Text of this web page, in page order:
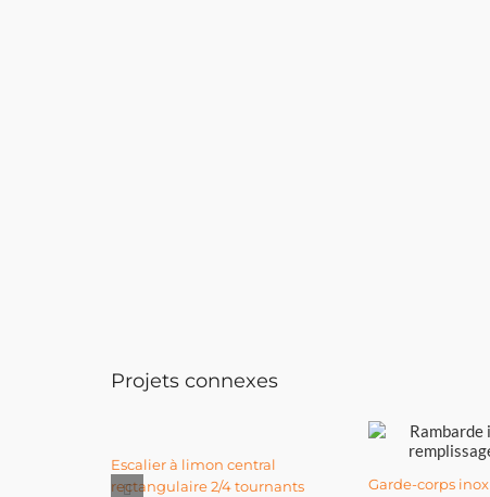
Projets connexes
Escalier à limon central
rectangulaire 2/4 tournants
Garde-corps inox